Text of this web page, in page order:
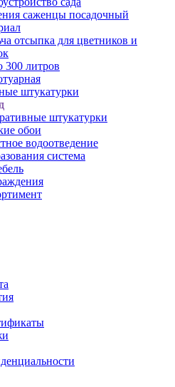
саженцы посадочный
отсыпка для цветников и
300 литров
штукатурки
штукатурки
обои
водоотведение
система